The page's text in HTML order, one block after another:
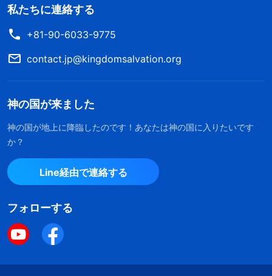
私たちに連絡する
+81-90-6033-9775
contact.jp@kingdomsalvation.org
神の国が来ました
神の国が地上に降臨したのです！あなたは神の国に入りたいです
か？
Line経由で連絡する
フォローする